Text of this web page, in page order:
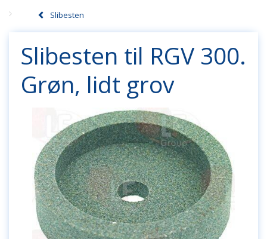
Slibesten
Slibesten til RGV 300.
Grøn, lidt grov